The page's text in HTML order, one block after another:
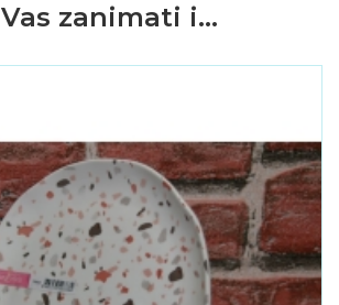
zanimati i...